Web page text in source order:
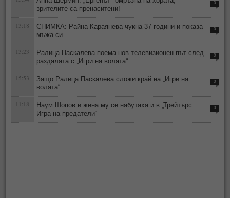
зрителите са пренаситени!
0
13:18
СНИМКА: Райна Караянева чукна 37 години и показа
мъжа си
0
13:23
Ралица Паскалева поема нов телевизионен път след
раздялата с „Игри на волята“
0
15:53
Защо Ралица Паскалева сложи край на „Игри на
волята“
0
11:18
Наум Шопов и жена му се набутаха и в „Трейтърс:
Игра на предатели“
0